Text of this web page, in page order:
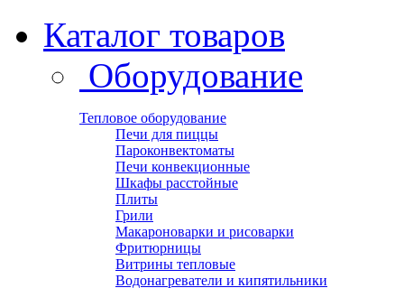
Каталог товаров
Оборудование
Тепловое оборудование
Печи для пиццы
Пароконвектоматы
Печи конвекционные
Шкафы расстойные
Плиты
Грили
Макароноварки и рисоварки
Фритюрницы
Витрины тепловые
Водонагреватели и кипятильники